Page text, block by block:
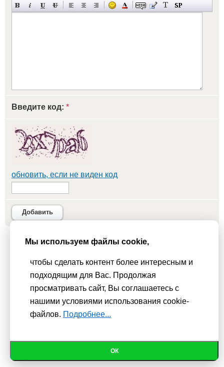
Введите код: *
обновить, если не виден код
Добавить
Вас это не устраивает, пожалуйста, покиньте сайт.Политика
конфиденциальности
При использовании материалов активная гиперссылка на
Сhudesenka.ru обязательна. © 2010 - 2026
Мы используем файлы cookie,
чтобы сделать контент более интересным и
подходящим для Вас. Продолжая
просматривать сайт, Вы соглашаетесь с
нашими условиями использования cookie-
файлов. Подробнее...
ОК